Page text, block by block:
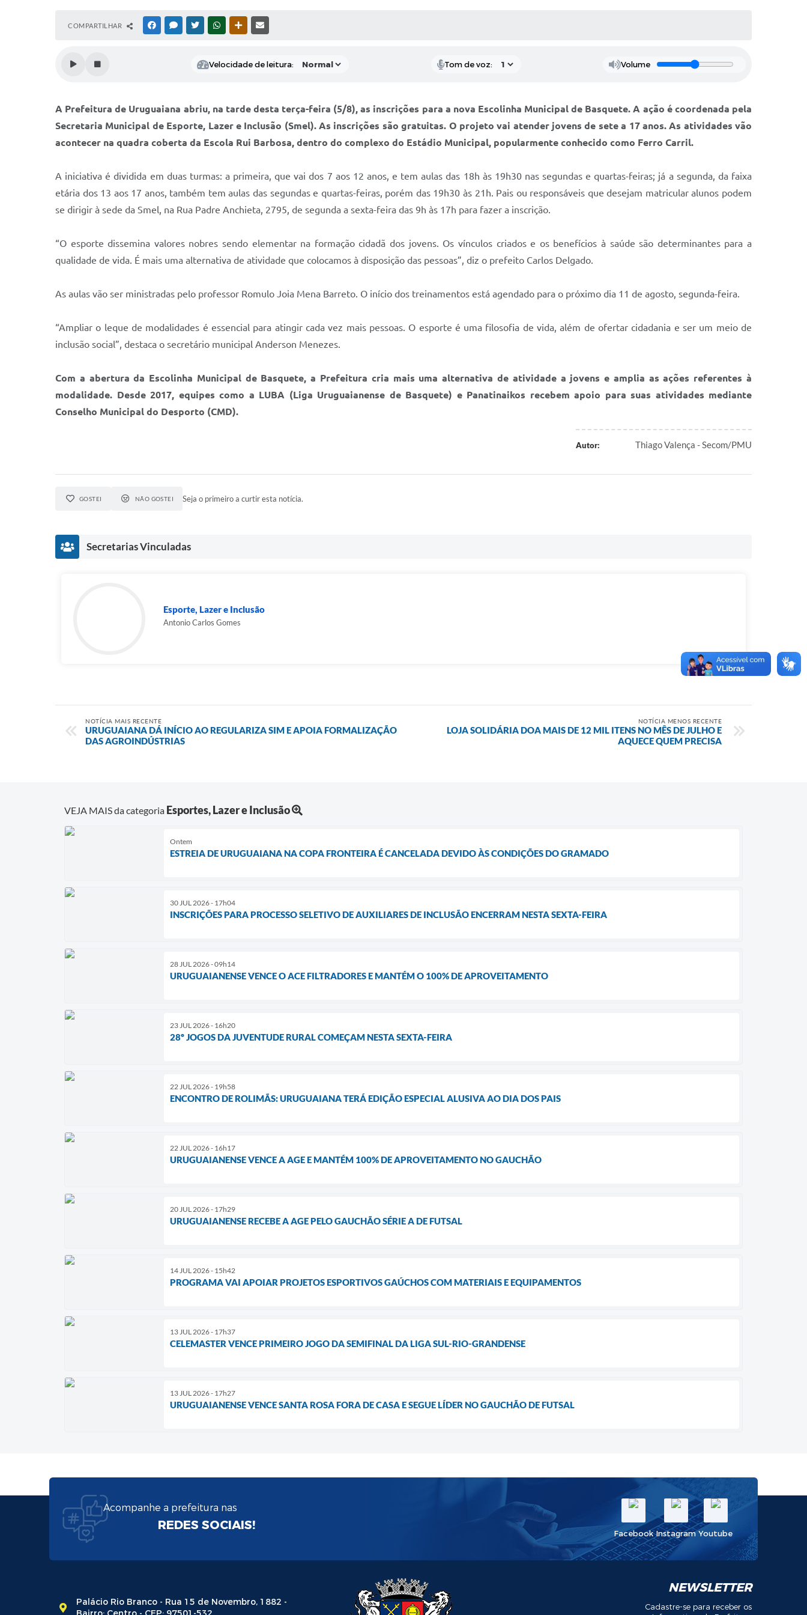
COMPARTILHAR FACEBOOKMESSENGER
TWITTERWHATSAPPOUTRAS MÍDIAS
Velocidade de leitura: Tom de voz: Volume
A Prefeitura de Uruguaiana abriu, na tarde desta terça-feira (5/8), as inscrições para a nova Escolinha Municipal de Basquete. A ação é coordenada pela
Secretaria Municipal de Esporte, Lazer e Inclusão (Smel). As inscrições são gratuitas. O projeto vai atender jovens de sete a 17 anos. As atividades vão
acontecer na quadra coberta da Escola Rui Barbosa, dentro do complexo do Estádio Municipal, popularmente conhecido como Ferro Carril.
A iniciativa é dividida em duas turmas: a primeira, que vai dos 7 aos 12 anos, e tem aulas das 18h às 19h30 nas segundas e quartas-feiras; já a segunda, da faixa
etária dos 13 aos 17 anos, também tem aulas das segundas e quartas-feiras, porém das 19h30 às 21h. Pais ou responsáveis que desejam matricular alunos podem
se dirigir à sede da Smel, na Rua Padre Anchieta, 2795, de segunda a sexta-feira das 9h às 17h para fazer a inscrição.
“O esporte dissemina valores nobres sendo elementar na formação cidadã dos jovens. Os vínculos criados e os benefícios à saúde são determinantes para a
qualidade de vida. É mais uma alternativa de atividade que colocamos à disposição das pessoas”, diz o prefeito Carlos Delgado.
As aulas vão ser ministradas pelo professor Romulo Joia Mena Barreto. O início dos treinamentos está agendado para o próximo dia 11 de agosto, segunda-feira.
“Ampliar o leque de modalidades é essencial para atingir cada vez mais pessoas. O esporte é uma filosofia de vida, além de ofertar cidadania e ser um meio de
inclusão social”, destaca o secretário municipal Anderson Menezes.
Com a abertura da Escolinha Municipal de Basquete, a Prefeitura cria mais uma alternativa de atividade a jovens e amplia as ações referentes à
modalidade. Desde 2017, equipes como a LUBA (Liga Uruguaianense de Basquete) e Panatinaikos recebem apoio para suas atividades mediante
Conselho Municipal do Desporto (CMD).
Autor: Thiago Valença - Secom/PMU
GOSTEI NÃO GOSTEI Seja o primeiro a curtir esta notícia.
Secretarias Vinculadas
Esporte, Lazer e Inclusão
Antonio Carlos Gomes
NOTÍCIA MAIS RECENTE
URUGUAIANA DÁ INÍCIO AO REGULARIZA SIM E APOIA FORMALIZAÇÃO
DAS AGROINDÚSTRIAS
NOTÍCIA MENOS RECENTE
LOJA SOLIDÁRIA DOA MAIS DE 12 MIL ITENS NO MÊS DE JULHO E
AQUECE QUEM PRECISA
VEJA MAIS da categoria Esportes, Lazer e Inclusão
Ontem
ESTREIA DE URUGUAIANA NA COPA FRONTEIRA É CANCELADA DEVIDO ÀS CONDIÇÕES DO GRAMADO
30 JUL 2026 - 17h04
INSCRIÇÕES PARA PROCESSO SELETIVO DE AUXILIARES DE INCLUSÃO ENCERRAM NESTA SEXTA-FEIRA
28 JUL 2026 - 09h14
URUGUAIANENSE VENCE O ACE FILTRADORES E MANTÉM O 100% DE APROVEITAMENTO
23 JUL 2026 - 16h20
28º JOGOS DA JUVENTUDE RURAL COMEÇAM NESTA SEXTA-FEIRA
22 JUL 2026 - 19h58
ENCONTRO DE ROLIMÃS: URUGUAIANA TERÁ EDIÇÃO ESPECIAL ALUSIVA AO DIA DOS PAIS
22 JUL 2026 - 16h17
URUGUAIANENSE VENCE A AGE E MANTÉM 100% DE APROVEITAMENTO NO GAUCHÃO
20 JUL 2026 - 17h29
URUGUAIANENSE RECEBE A AGE PELO GAUCHÃO SÉRIE A DE FUTSAL
14 JUL 2026 - 15h42
PROGRAMA VAI APOIAR PROJETOS ESPORTIVOS GAÚCHOS COM MATERIAIS E EQUIPAMENTOS
13 JUL 2026 - 17h37
CELEMASTER VENCE PRIMEIRO JOGO DA SEMIFINAL DA LIGA SUL-RIO-GRANDENSE
13 JUL 2026 - 17h27
URUGUAIANENSE VENCE SANTA ROSA FORA DE CASA E SEGUE LÍDER NO GAUCHÃO DE FUTSAL
Acompanhe a prefeitura nas
REDES SOCIAIS!
Facebook Instagram Youtube
Palácio Rio Branco - Rua 15 de Novembro, 1882 -
NEWSLETTER
Cadastre-se para receber os